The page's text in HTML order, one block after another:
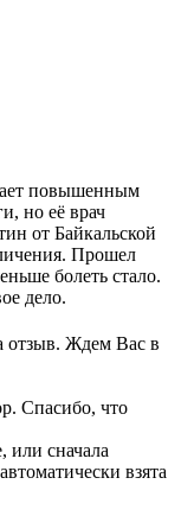
повышенным
но её врач
от Байкальской
Прошел
болеть стало.
дело.
отзыв. Ждем Вас в
Спасибо, что
или сначала
взята